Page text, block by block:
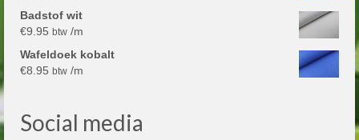
Badstof wit
€9.95 btw /m
Wafeldoek kobalt
€8.95 btw /m
Social media